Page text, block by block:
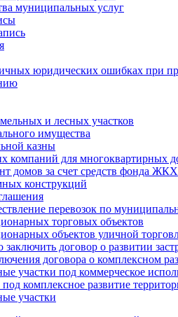
муниципальных услуг
юридических ошибках при
и лесных участков
имущества
казны
компаний для многоквартирных
домов за счет средств фонда ЖКХ
конструкций
перевозок по
торговых объектов
объектов уличной
договор о развитии
договора о комплексном
участки под коммерческое
комплексное развитие
участки